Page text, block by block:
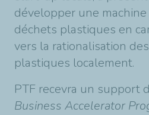
développer une
déchets plastiques en
vers la rationalisation
plastiques localement.
PTF recevra un support
Business Accelerator